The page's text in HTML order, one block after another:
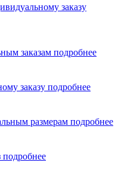
заказу
заказам подробнее
заказу подробнее
размерам подробнее
подробнее